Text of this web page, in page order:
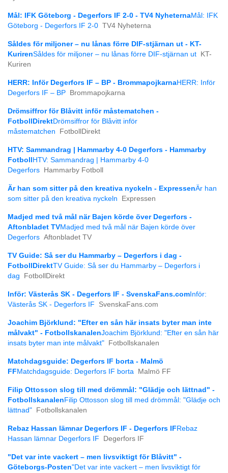
Mål: IFK Göteborg - Degerfors IF 2-0 - TV4 NyheternaMål: IFK
Göteborg - Degerfors IF 2-0 TV4 Nyheterna
Såldes för miljoner – nu lånas förre DIF-stjärnan ut - KT-
KurirenSåldes för miljoner – nu lånas förre DIF-stjärnan ut
KT-
Kuriren
HERR: Inför Degerfors IF – BP - BrommapojkarnaHERR: Inför
Degerfors IF – BP
Brommapojkarna
Drömsiffror för Blåvitt inför måstematchen -
FotbollDirektDrömsiffror för Blåvitt inför
måstematchen
FotbollDirekt
HTV: Sammandrag | Hammarby 4-0 Degerfors - Hammarby
Fotboll
HTV: Sammandrag | Hammarby 4-0
Degerfors
Hammarby Fotboll
Är han som sitter på den kreativa nyckeln - ExpressenÄr han
som sitter på den kreativa nyckeln
Expressen
Madjed med två mål när Bajen körde över Degerfors -
Aftonbladet TVMadjed med två mål när Bajen körde över
Degerfors Aftonbladet TV
TV Guide: Så ser du Hammarby – Degerfors i dag -
FotbollDirektTV Guide: Så ser du Hammarby – Degerfors i
dag
FotbollDirekt
Inför: Västerås SK - Degerfors IF - SvenskaFans.com Inför:
Västerås SK - Degerfors IF
SvenskaFans.com
Joachim Björklund: "Efter en sån här insats byter man inte
målvakt" - FotbollskanalenJoachim Björklund: "Efter en sån här
insats byter man inte målvakt"
Fotbollskanalen
Matchdagsguide: Degerfors IF borta - Malmö
FF Matchdagsguide: Degerfors IF borta Malmö FF
Filip Ottosson slog till med drömmål: "Glädje och lättnad" -
Fotbollskanalen Filip Ottosson slog till med drömmål: "Glädje och
lättnad"
Fotbollskanalen
Rebaz Hassan lämnar Degerfors IF - Degerfors IF Rebaz
Hassan lämnar Degerfors IF
Degerfors IF
"Det var inte vackert – men livsviktigt för Blåvitt" -
Göteborgs-Posten"Det var inte vackert – men livsviktigt för